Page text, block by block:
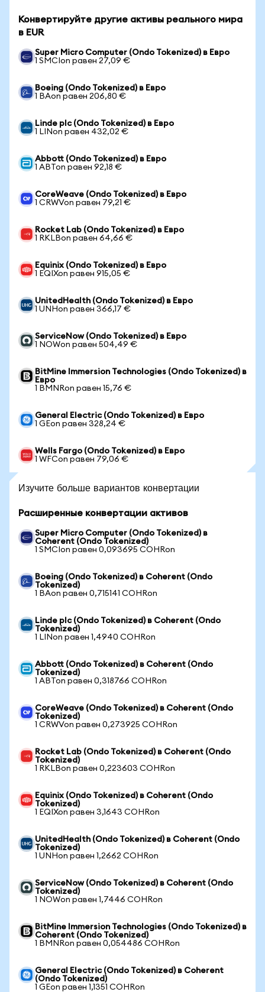
Конвертируйте другие активы реального мира
в EUR
Super Micro Computer (Ondo Tokenized) в Евро
1 SMCIon равен 27,09 €
Boeing (Ondo Tokenized) в Евро
1 BAon равен 206,80 €
Linde plc (Ondo Tokenized) в Евро
1 LINon равен 432,02 €
Abbott (Ondo Tokenized) в Евро
1 ABTon равен 92,18 €
CoreWeave (Ondo Tokenized) в Евро
1 CRWVon равен 79,21 €
Rocket Lab (Ondo Tokenized) в Евро
1 RKLBon равен 64,66 €
Equinix (Ondo Tokenized) в Евро
1 EQIXon равен 915,05 €
UnitedHealth (Ondo Tokenized) в Евро
1 UNHon равен 366,17 €
ServiceNow (Ondo Tokenized) в Евро
1 NOWon равен 504,49 €
BitMine Immersion Technologies (Ondo Tokenized) в
Евро
1 BMNRon равен 15,76 €
General Electric (Ondo Tokenized) в Евро
1 GEon равен 328,24 €
Wells Fargo (Ondo Tokenized) в Евро
1 WFCon равен 79,06 €
Изучите больше вариантов конвертации
Расширенные конвертации активов
Super Micro Computer (Ondo Tokenized) в
Coherent (Ondo Tokenized)
1 SMCIon равен 0,093695 COHRon
Boeing (Ondo Tokenized) в Coherent (Ondo
Tokenized)
1 BAon равен 0,715141 COHRon
Linde plc (Ondo Tokenized) в Coherent (Ondo
Tokenized)
1 LINon равен 1,4940 COHRon
Abbott (Ondo Tokenized) в Coherent (Ondo
Tokenized)
1 ABTon равен 0,318766 COHRon
CoreWeave (Ondo Tokenized) в Coherent (Ondo
Tokenized)
1 CRWVon равен 0,273925 COHRon
Rocket Lab (Ondo Tokenized) в Coherent (Ondo
Tokenized)
1 RKLBon равен 0,223603 COHRon
Equinix (Ondo Tokenized) в Coherent (Ondo
Tokenized)
1 EQIXon равен 3,1643 COHRon
UnitedHealth (Ondo Tokenized) в Coherent (Ondo
Tokenized)
1 UNHon равен 1,2662 COHRon
ServiceNow (Ondo Tokenized) в Coherent (Ondo
Tokenized)
1 NOWon равен 1,7446 COHRon
BitMine Immersion Technologies (Ondo Tokenized) в
Coherent (Ondo Tokenized)
1 BMNRon равен 0,054486 COHRon
General Electric (Ondo Tokenized) в Coherent
(Ondo Tokenized)
1 GEon равен 1,1351 COHRon